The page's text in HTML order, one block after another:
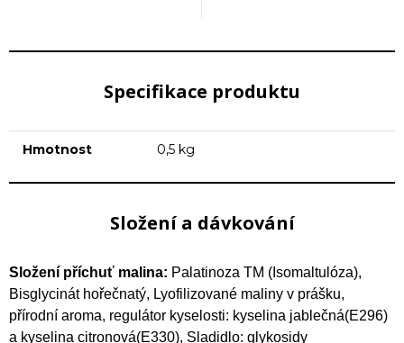
Specifikace produktu
Hmotnost 0,5 kg
Složení a dávkování
Složení příchuť malina: Palatinoza TM (Isomaltulóza),
Bisglycinát hořečnatý, Lyofilizované maliny v prášku,
přírodní aroma, regulátor kyselosti: kyselina jablečná(E296)
a kyselina citronová(E330), Sladidlo: glykosidy